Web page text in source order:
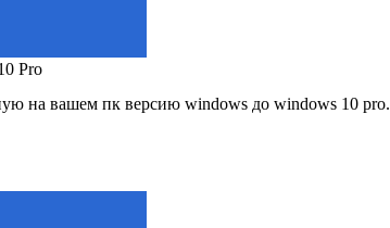
Pro
на вашем пк версию windows до windows 10 pro.